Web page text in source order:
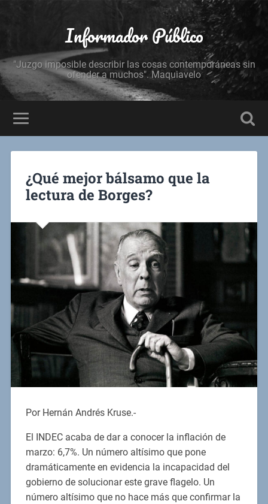
Informador Público
"Juzgo imposible describir las cosas contemporáneas sin
ofender a muchos". Maquiavelo
¿Qué mejor bálsamo que la
lectura de Borges?
Por Hernán Andrés Kruse.-
El INDEC acaba de dar a conocer la inflación de
marzo: 6,7%. Un número altísimo que pone
dramáticamente en evidencia la incapacidad del
gobierno de solucionar este grave flagelo. Un
número altísimo que no hace más que confirmar la